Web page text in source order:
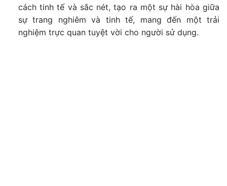
cách tinh tế và sắc nét, tạo ra một sự hài hòa giữa
sự trang nghiêm và tinh tế, mang đến một trải
nghiệm trực quan tuyệt vời cho người sử dụng.